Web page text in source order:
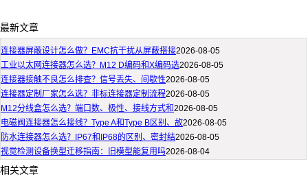
最新文章
连接器屏蔽设计怎么做？EMC抗干扰从屏蔽搭接2026-08-05
工业以太网连接器怎么选？M12 D编码和X编码选2026-08-05
连接器接触不良怎么排查？信号丢失、间歇性2026-08-05
连接器定制厂家怎么选？非标连接器定制流程2026-08-05
M12分线盒怎么选？端口数、极性、接线方式和2026-08-05
电磁阀连接器怎么接线？Type A和Type B区别、故2026-08-05
防水连接器怎么选？IP67和IP68的区别、密封结2026-08-05
视觉检测设备换型迁移指南：旧模型能复用吗2026-08-04
相关文章